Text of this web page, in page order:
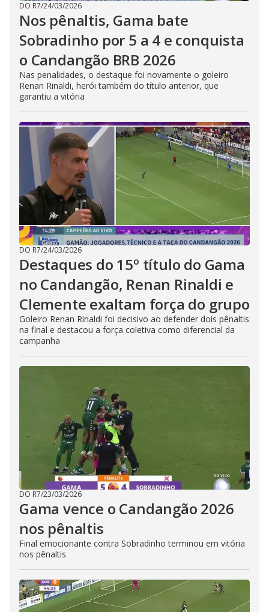
DO R7/24/03/2026
Nos pênaltis, Gama bate
Sobradinho por 5 a 4 e conquista
o Candangão BRB 2026
Nas penalidades, o destaque foi novamente o goleiro
Renan Rinaldi, herói também do título anterior, que
garantiu a vitória
DO R7/24/03/2026
Destaques do 15º título do Gama
no Candangão, Renan Rinaldi e
Clemente exaltam força do grupo
Goleiro Renan Rinaldi foi decisivo ao defender dois pênaltis
na final e destacou a força coletiva como diferencial da
campanha
DO R7/23/03/2026
Gama vence o Candangão 2026
nos pênaltis
Final emocionante contra Sobradinho terminou em vitória
nos pênaltis